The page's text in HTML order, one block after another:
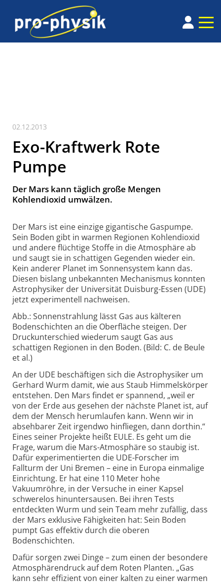
02.12.2013
Exo-Kraftwerk Rote
Pumpe
Der Mars kann täglich große Mengen
Kohlendioxid umwälzen.
Der Mars ist eine einzige gigantische Gaspumpe.
Sein Boden gibt in warmen Regionen Kohlendioxid
und andere flüchtige Stoffe in die Atmosphäre ab
und saugt sie in schattigen Gegenden wieder ein.
Kein anderer Planet im Sonnensystem kann das.
Diesen bislang unbekannten Mechanismus konnten
Astrophysiker der Universität Duisburg-Essen (UDE)
jetzt experimentell nachweisen.
Abb.: Sonnenstrahlung lässt Gas aus kälteren
Bodenschichten an die Oberfläche steigen. Der
Druckunterschied wiederum saugt Gas aus
schattigen Regionen in den Boden. (Bild: C. de Beule
et al.)
An der UDE beschäftigen sich die Astrophysiker um
Gerhard Wurm damit, wie aus Staub Himmelskörper
entstehen. Den Mars findet er spannend, „weil er
von der Erde aus gesehen der nächste Planet ist, auf
dem der Mensch herumlaufen kann. Wenn wir in
absehbarer Zeit irgendwo hinfliegen, dann dorthin.“
Eines seiner Projekte heißt EULE. Es geht um die
Frage, warum die Mars-Atmosphäre so staubig ist.
Dafür experimentierten die UDE-Forscher im
Fallturm der Uni Bremen – eine in Europa einmalige
Einrichtung. Er hat eine 110 Meter hohe
Vakuumröhre, in der Versuche in einer Kapsel
schwerelos hinuntersausen. Bei ihren Tests
entdeckten Wurm und sein Team mehr zufällig, dass
der Mars exklusive Fähigkeiten hat: Sein Boden
pumpt Gas effektiv durch die oberen
Bodenschichten.
Dafür sorgen zwei Dinge – zum einen der besondere
Atmosphärendruck auf dem Roten Planten. „Gas
kann sehr effizient von einer kalten zu einer warmen